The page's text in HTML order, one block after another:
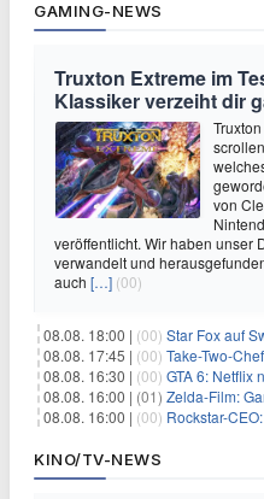
GAMING-NEWS
Truxton Extreme im
Klassiker verzeiht dir
von
veröffentlicht. Wir haben unser
verwandelt und
auch […] (00)
08.08. 18:00 | (00) Star Fox auf
08.08. 17:45 | (00) Take-Two-Chef nennt
08.08. 16:30 | (00) GTA 6: Netflix nennt
08.08. 16:00 | (01) Zelda-Film:
08.08. 16:00 | (00) Rockstar-CEO:
KINO/TV-NEWS